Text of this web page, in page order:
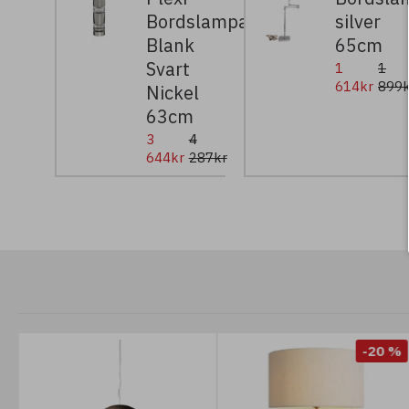
Bordslampa
Blank
Svart
Nickel
63cm
3
644kr
4
287kr
silver
65cm
1
614kr
1
899kr
-20 %